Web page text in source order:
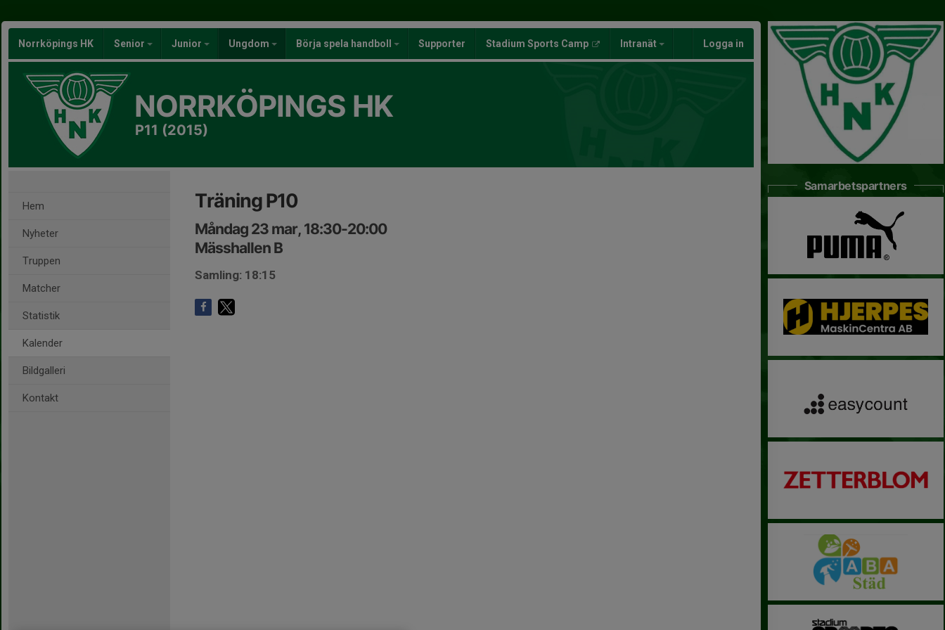
Norrköpings HK Senior Junior Ungdom Börja spela handboll Supporter Stadium Sports Camp Intranät Logga in
NORRKÖPINGS HK
P11 (2015)
Hem
Nyheter
Truppen
Matcher
Statistik
Kalender
Bildgalleri
Kontakt
Träning P10
Måndag 23 mar, 18:30-20:00
Mässhallen B
Samling: 18:15
Samarbetspartners